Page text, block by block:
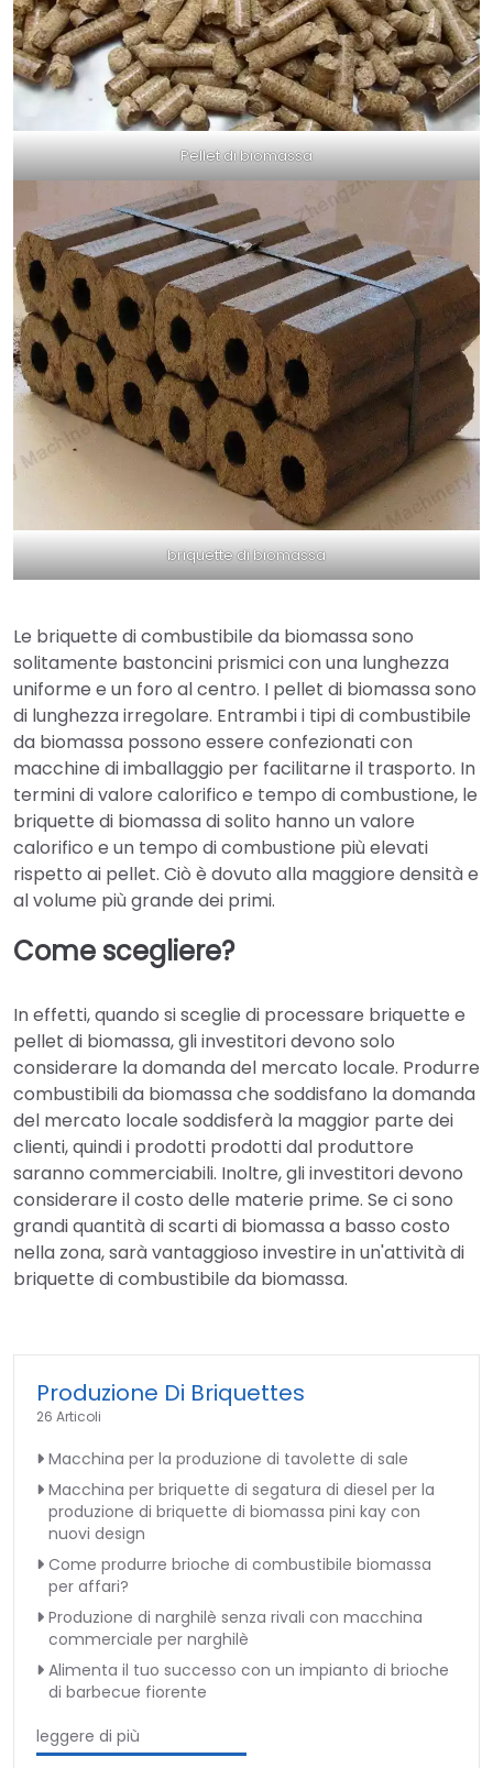
Pellet di biomassa
briquette di biomassa
Le briquette di combustibile da biomassa sono
solitamente bastoncini prismici con una lunghezza
uniforme e un foro al centro. I pellet di biomassa sono
di lunghezza irregolare. Entrambi i tipi di combustibile
da biomassa possono essere confezionati con
macchine di imballaggio per facilitarne il trasporto. In
termini di valore calorifico e tempo di combustione, le
briquette di biomassa di solito hanno un valore
calorifico e un tempo di combustione più elevati
rispetto ai pellet. Ciò è dovuto alla maggiore densità e
al volume più grande dei primi.
Come scegliere?
In effetti, quando si sceglie di processare briquette e
pellet di biomassa, gli investitori devono solo
considerare la domanda del mercato locale. Produrre
combustibili da biomassa che soddisfano la domanda
del mercato locale soddisferà la maggior parte dei
clienti, quindi i prodotti prodotti dal produttore
saranno commerciabili. Inoltre, gli investitori devono
considerare il costo delle materie prime. Se ci sono
grandi quantità di scarti di biomassa a basso costo
nella zona, sarà vantaggioso investire in un'attività di
briquette di combustibile da biomassa.
Produzione Di Briquettes
26 Articoli
Macchina per la produzione di tavolette di sale
Macchina per briquette di segatura di diesel per la
produzione di briquette di biomassa pini kay con
nuovi design
Come produrre brioche di combustibile biomassa
per affari?
Produzione di narghilè senza rivali con macchina
commerciale per narghilè
Alimenta il tuo successo con un impianto di brioche
di barbecue fiorente
leggere di più